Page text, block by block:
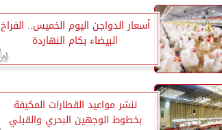
أسعار الدواجن اليوم الخميس.. الفراخ
البيضاء بكام النهاردة
ننشر مواعيد القطارات المكيفة
بخطوط الوجهين البحري والقبلي